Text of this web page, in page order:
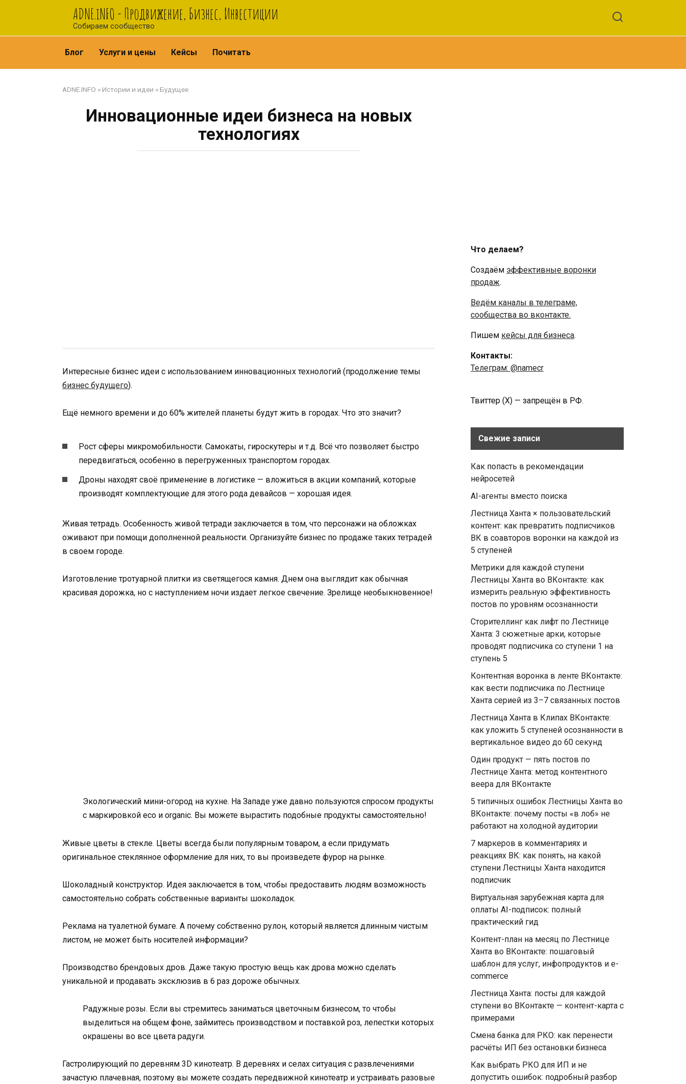
ADNE.iNFO - Продвижение, Бизнес, Инвестиции
Собираем сообщество
Блог Услуги и цены Кейсы Почитать
ADNE.INFO » Истории и идеи »Будущее
Инновационные идеи бизнеса на новых
технологиях
Интересные бизнес идеи с использованием инновационных технологий (продолжение темы
бизнес будущего).
Ещё немного времени и до 60% жителей планеты будут жить в городах. Что это значит?
Рост сферы микромобильности. Самокаты, гироскутеры и т.д. Всё что позволяет быстро
передвигаться, особенно в перегруженных транспортом городах.
Дроны находят своё применение в логистике — вложиться в акции компаний, которые
производят комплектующие для этого рода девайсов — хорошая идея.
Живая тетрадь. Особенность живой тетради заключается в том, что персонажи на обложках
оживают при помощи дополненной реальности. Организуйте бизнес по продаже таких тетрадей
в своем городе.
Изготовление тротуарной плитки из светящегося камня. Днем она выглядит как обычная
красивая дорожка, но с наступлением ночи издает легкое свечение. Зрелище необыкновенное!
Экологический мини-огород на кухне. На Западе уже давно пользуются спросом продукты
с маркировкой eco и organic. Вы можете вырастить подобные продукты самостоятельно!
Живые цветы в стекле. Цветы всегда были популярным товаром, а если придумать
оригинальное стеклянное оформление для них, то вы произведете фурор на рынке.
Шоколадный конструктор. Идея заключается в том, чтобы предоставить людям возможность
самостоятельно собрать собственные варианты шоколадок.
Реклама на туалетной бумаге. А почему собственно рулон, который является длинным чистым
листом, не может быть носителей информации?
Производство брендовых дров. Даже такую простую вещь как дрова можно сделать
уникальной и продавать эксклюзив в 6 раз дороже обычных.
Радужные розы. Если вы стремитесь заниматься цветочным бизнесом, то чтобы
выделиться на общем фоне, займитесь производством и поставкой роз, лепестки которых
окрашены во все цвета радуги.
Гастролирующий по деревням 3D кинотеатр. В деревнях и селах ситуация с развлечениями
зачастую плачевная, поэтому вы можете создать передвижной кинотеатр и устраивать разовые
Что делаем?
Создаём эффективные воронки
продаж.
Ведём каналы в телеграме,
сообщества во вконтакте.
Пишем кейсы для бизнеса.
Контакты:
Телеграм: @namecr
Твиттер (Х) — запрещён в РФ.
Свежие записи
Как попасть в рекомендации
нейросетей
AI-агенты вместо поиска
Лестница Ханта × пользовательский
контент: как превратить подписчиков
ВК в соавторов воронки на каждой из
5 ступеней
Метрики для каждой ступени
Лестницы Ханта во ВКонтакте: как
измерить реальную эффективность
постов по уровням осознанности
Сторителлинг как лифт по Лестнице
Ханта: 3 сюжетные арки, которые
проводят подписчика со ступени 1 на
ступень 5
Контентная воронка в ленте ВКонтакте:
как вести подписчика по Лестнице
Ханта серией из 3–7 связанных постов
Лестница Ханта в Клипах ВКонтакте:
как уложить 5 ступеней осознанности в
вертикальное видео до 60 секунд
Один продукт — пять постов по
Лестнице Ханта: метод контентного
веера для ВКонтакте
5 типичных ошибок Лестницы Ханта во
ВКонтакте: почему посты «в лоб» не
работают на холодной аудитории
7 маркеров в комментариях и
реакциях ВК: как понять, на какой
ступени Лестницы Ханта находится
подписчик
Виртуальная зарубежная карта для
оплаты AI-подписок: полный
практический гид
Контент-план на месяц по Лестнице
Ханта во ВКонтакте: пошаговый
шаблон для услуг, инфопродуктов и e-
commerce
Лестница Ханта: посты для каждой
ступени во ВКонтакте — контент-карта с
примерами
Смена банка для РКО: как перенести
расчёты ИП без остановки бизнеса
Как выбрать РКО для ИП и не
допустить ошибок: подробный разбор